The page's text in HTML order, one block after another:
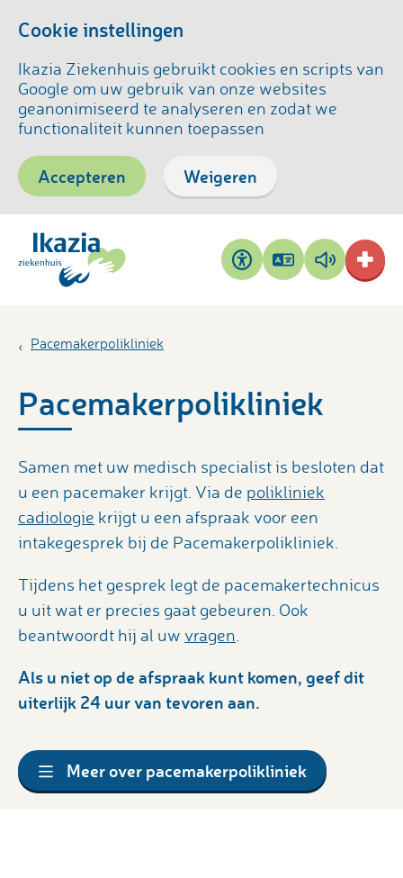
Cookie instellingen
Ikazia Ziekenhuis gebruikt cookies en scripts van
Google om uw gebruik van onze websites
geanonimiseerd te analyseren en zodat we
functionaliteit kunnen toepassen
Accepteren Weigeren
Toegankelijkheid
Pagina
vertalen
Pagina
voorlezen
Pacemakerpolikliniek
Pacemakerpolikliniek
Samen met uw medisch specialist is besloten dat
u een pacemaker krijgt. Via de polikliniek
cadiologie krijgt u een afspraak voor een
intakegesprek bij de Pacemakerpolikliniek.
Tijdens het gesprek legt de pacemakertechnicus
u uit wat er precies gaat gebeuren. Ook
beantwoordt hij al uw vragen.
Als u niet op de afspraak kunt komen, geef dit
uiterlijk 24 uur van tevoren aan.
Meer over pacemakerpolikliniek